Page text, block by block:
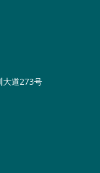
大道273号